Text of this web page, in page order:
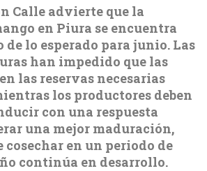
Calle advierte que la
en Piura se encuentra
de lo esperado para junio. Las
han impedido que las
las reservas necesarias
los productores deben
con una respuesta
una mejor maduración,
cosechar en un periodo de
continúa en desarrollo.